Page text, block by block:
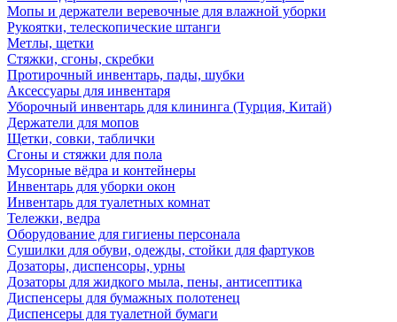
Мопы и держатели веревочные для влажной уборки
Рукоятки, телескопические штанги
Метлы, щетки
Стяжки, сгоны, скребки
Протирочный инвентарь, пады, шубки
Аксессуары для инвентаря
Уборочный инвентарь для клининга (Турция, Китай)
Держатели для мопов
Щетки, совки, таблички
Сгоны и стяжки для пола
Мусорные вёдра и контейнеры
Инвентарь для уборки окон
Инвентарь для туалетных комнат
Тележки, ведра
Оборудование для гигиены персонала
Сушилки для обуви, одежды, стойки для фартуков
Дозаторы, диспенсоры, урны
Дозаторы для жидкого мыла, пены, антисептика
Диспенсеры для бумажных полотенец
Диспенсеры для туалетной бумаги